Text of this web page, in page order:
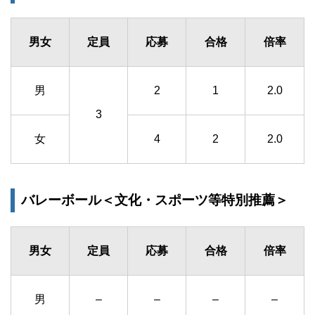
男女 定員 応募 合格 倍率
男
3
2 1 2.0
女 4 2 2.0
バレーボール＜文化・スポーツ等特別推薦＞
男女 定員 応募 合格 倍率
男 – – – –